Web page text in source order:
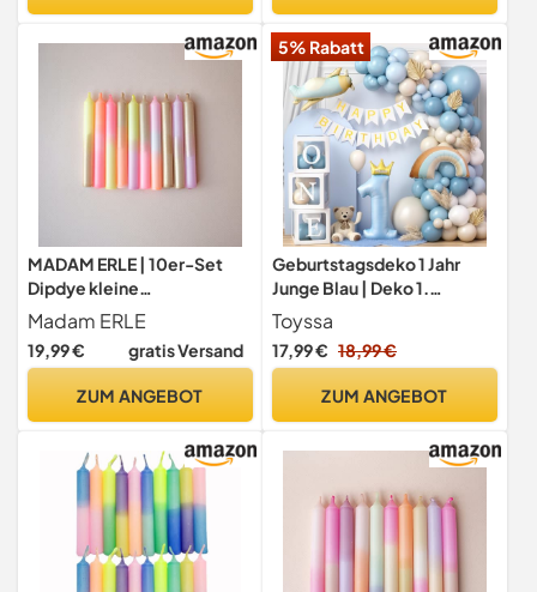
MADAM ERLE | 10er-Set
Dipdye kleine
Geburtstagskerzen |
GOLDENE ELLA |
handgemachte Kerzen für
pastell farbig | bunt |
| Dekokerzen |
Madam ERLE
19,99 € gratis Versand
ZUM ANGEBOT
5% Rabatt
Geburtstagsdeko 1 Jahr
Junge Blau | Deko 1.
Geburtstag Junge mit
Ballonbox
Toyssa
17,99 € 18,99 €
ZUM ANGEBOT